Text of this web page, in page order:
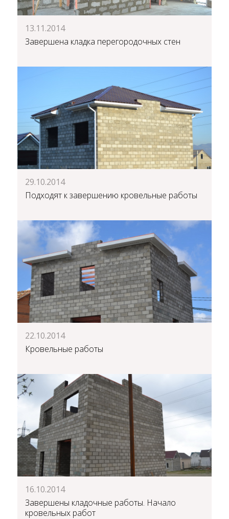
13.11.2014
Завершена кладка перегородочных стен
29.10.2014
Подходят к завершению кровельные работы
22.10.2014
Кровельные работы
16.10.2014
Завершены кладочные работы. Начало
кровельных работ